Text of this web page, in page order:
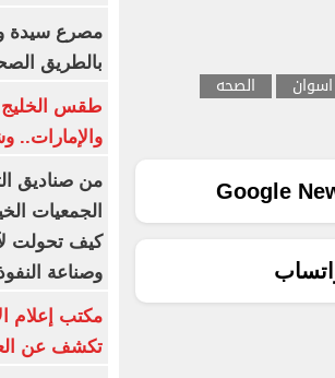
اسوان
الصحه
بالطريق
طقس
والإمارات..
من صناديق
الجمعيات
كيف تحولت
وصناعة
مكتب إعلام
تكشف عن